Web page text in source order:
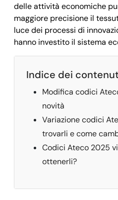
delle attività economiche
maggiore precisione il
luce dei processi di
hanno investito il sistema
Indice dei
Modifica codici
novità
Variazione codici
trovarli e come
Codici Ateco 2025
ottenerli?